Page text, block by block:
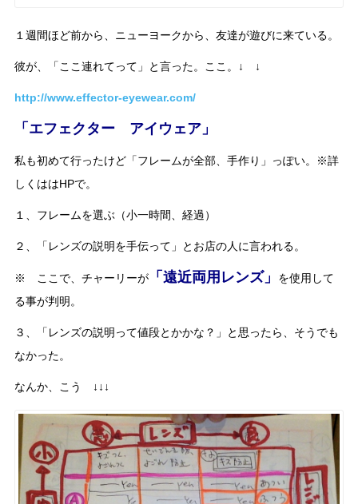
１週間ほど前から、ニューヨークから、友達が遊びに来ている。
彼が、「ここ連れてって」と言った。ここ。↓ ↓
http://www.effector-eyewear.com/
「エフェクター アイウェア」
私も初めて行ったけど「フレームが全部、手作り」っぽい。※詳
しくははHPで。
１、フレームを選ぶ（小一時間、経過）
２、「レンズの説明を手伝って」とお店の人に言われる。
※ ここで、チャーリーが 「遠近両用レンズ」
を使用して
る事が判明。
３、「レンズの説明って値段とかかな？」と思ったら、そうでも
なかった。
なんか、こう ↓↓↓